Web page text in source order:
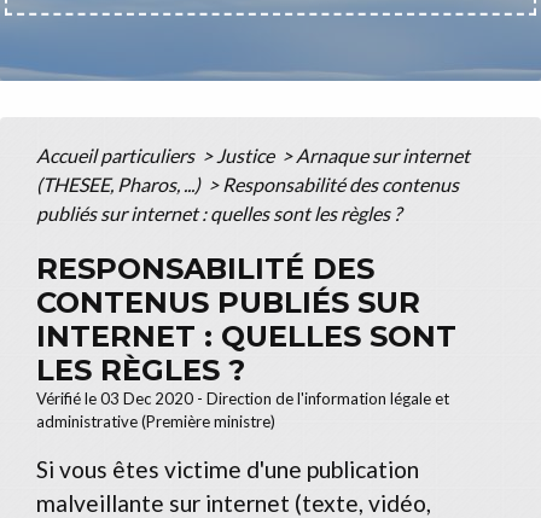
Accueil particuliers > Justice > Arnaque sur internet
(THESEE, Pharos, ...) > Responsabilité des contenus
publiés sur internet : quelles sont les règles ?
RESPONSABILITÉ DES
CONTENUS PUBLIÉS SUR
INTERNET : QUELLES SONT
LES RÈGLES ?
Vérifié le 03 Dec 2020 - Direction de l'information légale et
administrative (Première ministre)
Si vous êtes victime d'une publication
malveillante sur internet (texte, vidéo,